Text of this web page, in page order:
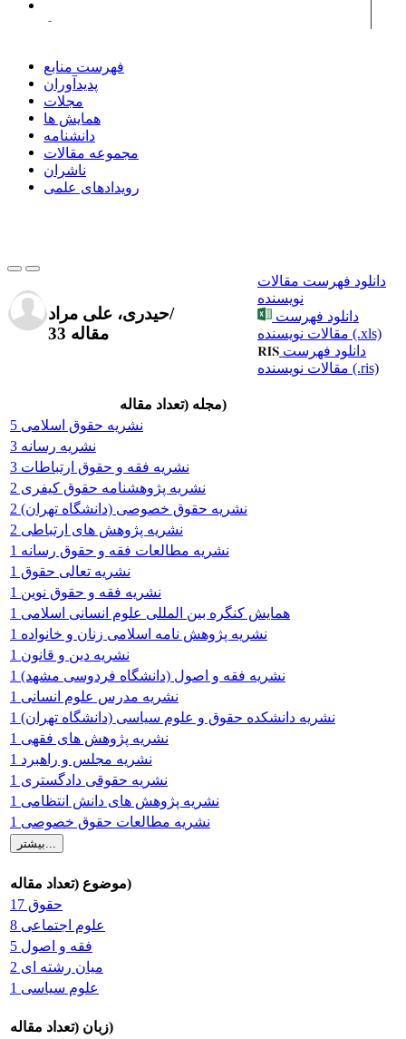
فهرست منابع
پدیدآوران
مجلات
همایش ها
دانشنامه
مجموعه مقالات
ناشران
رویدادهای علمی
حیدری، علی مراد/
33 مقاله
دانلود فهرست مقالات
نویسنده
مقالات نویسنده (.xls)
مقالات نویسنده (.ris)
مجله (تعداد مقاله)
نشریه حقوق اسلامی 5
نشریه رسانه 3
نشریه فقه و حقوق ارتباطات 3
نشریه پژوهشنامه حقوق کیفری 2
نشریه حقوق خصوصی (دانشگاه تهران) 2
نشریه پژوهش های ارتباطی 2
نشریه مطالعات فقه و حقوق رسانه 1
نشریه تعالی حقوق 1
نشریه فقه و حقوق نوین 1
همایش کنگره بین المللی علوم انسانی اسلامی 1
نشریه پژوهش نامه اسلامی زنان و خانواده 1
نشریه دین و قانون 1
نشریه فقه و اصول (دانشگاه فردوسی مشهد) 1
نشریه مدرس علوم انسانی 1
نشریه دانشکده حقوق و علوم سیاسی (دانشگاه تهران) 1
نشریه پژوهش های فقهی 1
نشریه مجلس و راهبرد 1
نشریه حقوقی دادگستری 1
نشریه پژوهش های دانش انتظامی 1
نشریه مطالعات حقوق خصوصی 1
موضوع (تعداد مقاله)
حقوق 17
علوم اجتماعی 8
فقه و اصول 5
میان رشته ای 2
علوم سیاسی 1
زبان (تعداد مقاله)